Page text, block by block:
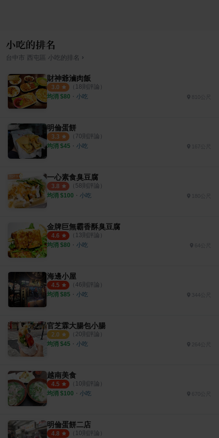
小吃的排名
台中市 西屯區 小吃 的排名 ›
財神爺滷肉飯
3.0 （ 18則評論）
均消 $80 ・ 小吃
明倫蛋餅
3.3 （ 70則評論）
均消 $45 ・ 小吃
一心素食臭豆腐
3.8 （ 58則評論）
均消 $100 ・ 小吃
金牌巨無霸香酥臭豆腐
4.6 （ 13則評論）
均消 $80 ・ 小吃 64公尺
海邊小屋
4.5 （ 46則評論）
均消 $85 ・ 小吃 344公尺
官芝霖大腸包小腸
2.0 （ 20則評論）
均消 $45 ・ 小吃 264公尺
越南美食
4.5 （ 10則評論）
均消 $100 ・ 小吃
明倫蛋餅二店
4.8 （ 10則評論）